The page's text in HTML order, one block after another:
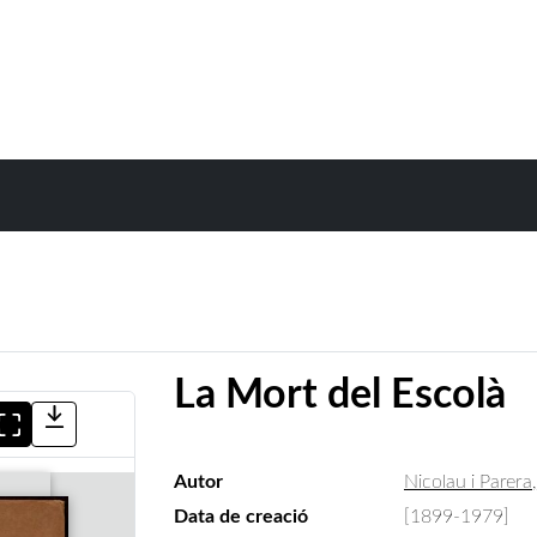
La Mort del Escolà
Autor
Nicolau i
Data de creació
[1899-1979]